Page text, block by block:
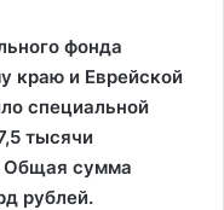
фонда
краю и Еврейской
специальной
тысячи
Общая сумма
рублей.